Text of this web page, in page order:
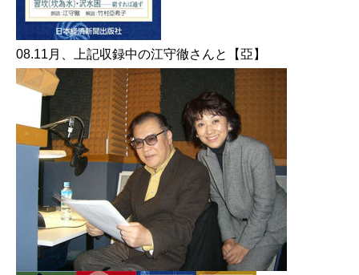
08.11月、上記収録中の江守徹さんと【亞】